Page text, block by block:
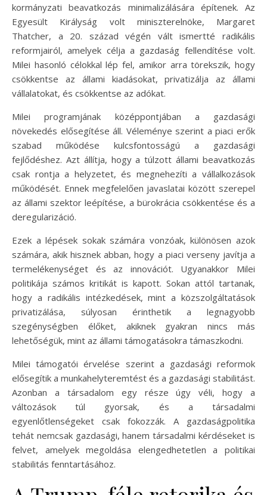
kormányzati beavatkozás minimalizálására építenek. Az
Egyesült Királyság volt miniszterelnöke, Margaret
Thatcher, a 20. század végén vált ismertté radikális
reformjairól, amelyek célja a gazdaság fellendítése volt.
Milei hasonló célokkal lép fel, amikor arra törekszik, hogy
csökkentse az állami kiadásokat, privatizálja az állami
vállalatokat, és csökkentse az adókat.
Milei programjának középpontjában a gazdasági
növekedés elősegítése áll. Véleménye szerint a piaci erők
szabad működése kulcsfontosságú a gazdasági
fejlődéshez. Azt állítja, hogy a túlzott állami beavatkozás
csak rontja a helyzetet, és megnehezíti a vállalkozások
működését. Ennek megfelelően javaslatai között szerepel
az állami szektor leépítése, a bürokrácia csökkentése és a
deregularizáció.
Ezek a lépések sokak számára vonzóak, különösen azok
számára, akik hisznek abban, hogy a piaci verseny javítja a
termelékenységet és az innovációt. Ugyanakkor Milei
politikája számos kritikát is kapott. Sokan attól tartanak,
hogy a radikális intézkedések, mint a közszolgáltatások
privatizálása, súlyosan érinthetik a legnagyobb
szegénységben élőket, akiknek gyakran nincs más
lehetőségük, mint az állami támogatásokra támaszkodni.
Milei támogatói érvelése szerint a gazdasági reformok
elősegítik a munkahelyteremtést és a gazdasági stabilitást.
Azonban a társadalom egy része úgy véli, hogy a
változások túl gyorsak, és a társadalmi
egyenlőtlenségeket csak fokozzák. A gazdaságpolitika
tehát nemcsak gazdasági, hanem társadalmi kérdéseket is
felvet, amelyek megoldása elengedhetetlen a politikai
stabilitás fenntartásához.